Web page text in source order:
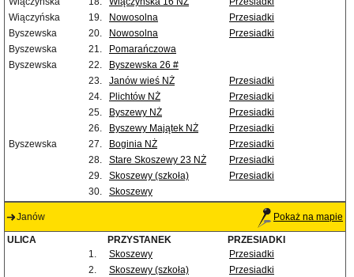
Wiączyńska
19. Nowosolna
Przesiadki
Byszewska
20. Nowosolna
Przesiadki
Byszewska
21.
Pomarańczowa
Byszewska
22.
Byszewska 26 #
23.
Janów wieś NŻ
Przesiadki
24.
Plichtów NŻ
Przesiadki
25.
Byszewy NŻ
Przesiadki
26.
Byszewy Majątek NŻ
Przesiadki
Byszewska
27. Boginia NŻ
Przesiadki
28.
Stare Skoszewy 23 NŻ
Przesiadki
29.
Skoszewy (szkoła)
Przesiadki
30.
Skoszewy
Janów Pokaż na mapie
ULICA PRZYSTANEK
PRZESIADKI
1.
Skoszewy
Przesiadki
2.
Skoszewy (szkoła)
Przesiadki